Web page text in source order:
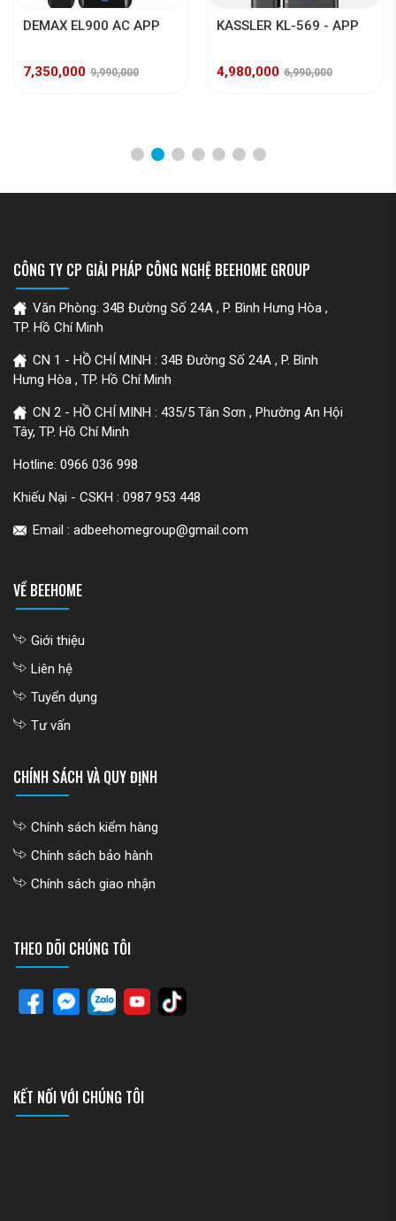
DEMAX EL900 AC APP
7,350,000 9,990,000
KASSLER KL-569 - APP
4,980,000 6,990,000
CÔNG TY CP GIẢI PHÁP CÔNG NGHỆ BEEHOME GROUP
Văn Phòng: 34B Đường Số 24A , P. Bình Hưng Hòa ,
TP. Hồ Chí Minh
CN 1 - HỒ CHÍ MINH : 34B Đường Số 24A , P. Bình
Hưng Hòa , TP. Hồ Chí Minh
CN 2 - HỒ CHÍ MINH : 435/5 Tân Sơn , Phường An Hội
Tây, TP. Hồ Chí Minh
Hotline: 0966 036 998
Khiếu Nại - CSKH : 0987 953 448
Email : adbeehomegroup@gmail.com
VỀ BEEHOME
Giới thiệu
Liên hệ
Tuyển dụng
Tư vấn
CHÍNH SÁCH VÀ QUY ĐỊNH
Chính sách kiểm hàng
Chính sách bảo hành
Chính sách giao nhận
THEO DÕI CHÚNG TÔI
KẾT NỐI VỚI CHÚNG TÔI